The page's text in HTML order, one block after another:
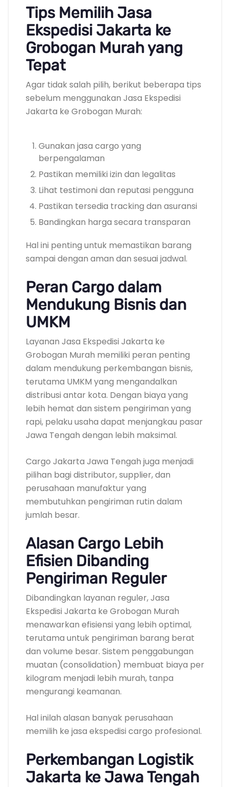
Tips Memilih Jasa
Ekspedisi Jakarta ke
Grobogan Murah yang
Tepat
Agar tidak salah pilih, berikut beberapa tips
sebelum menggunakan Jasa Ekspedisi
Jakarta ke Grobogan Murah:
Gunakan jasa cargo yang
berpengalaman
Pastikan memiliki izin dan legalitas
Lihat testimoni dan reputasi pengguna
Pastikan tersedia tracking dan asuransi
Bandingkan harga secara transparan
Hal ini penting untuk memastikan barang
sampai dengan aman dan sesuai jadwal.
Peran Cargo dalam
Mendukung Bisnis dan
UMKM
Layanan Jasa Ekspedisi Jakarta ke
Grobogan Murah memiliki peran penting
dalam mendukung perkembangan bisnis,
terutama UMKM yang mengandalkan
distribusi antar kota. Dengan biaya yang
lebih hemat dan sistem pengiriman yang
rapi, pelaku usaha dapat menjangkau pasar
Jawa Tengah dengan lebih maksimal.
Cargo Jakarta Jawa Tengah juga menjadi
pilihan bagi distributor, supplier, dan
perusahaan manufaktur yang
membutuhkan pengiriman rutin dalam
jumlah besar.
Alasan Cargo Lebih
Efisien Dibanding
Pengiriman Reguler
Dibandingkan layanan reguler, Jasa
Ekspedisi Jakarta ke Grobogan Murah
menawarkan efisiensi yang lebih optimal,
terutama untuk pengiriman barang berat
dan volume besar. Sistem penggabungan
muatan (consolidation) membuat biaya per
kilogram menjadi lebih murah, tanpa
mengurangi keamanan.
Hal inilah alasan banyak perusahaan
memilih ke jasa ekspedisi cargo profesional.
Perkembangan Logistik
Jakarta ke Jawa Tengah